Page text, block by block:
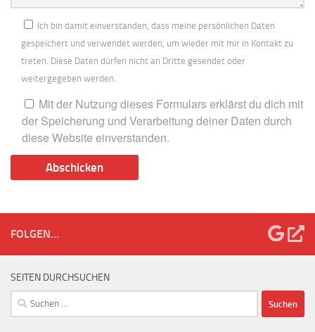
Ich bin damit einverstanden, dass meine persönlichen Daten
gespeichert und verwendet werden, um wieder mit mir in Kontakt zu
treten. Diese Daten dürfen nicht an Dritte gesendet oder
weitergegeben werden.
Mit der Nutzung dieses Formulars erklärst du dich mit
der Speicherung und Verarbeitung deiner Daten durch
diese Website einverstanden.
FOLGEN...
SEITEN DURCHSUCHEN